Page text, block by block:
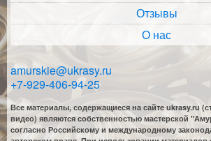
Отзывы
О нас
amurskie@ukrasy.ru
+7-929-406-94-25
Все материалы, содержащиеся на сайте ukrasy.ru
видео) являются собственностью мастерской
согласно Российскому и международному